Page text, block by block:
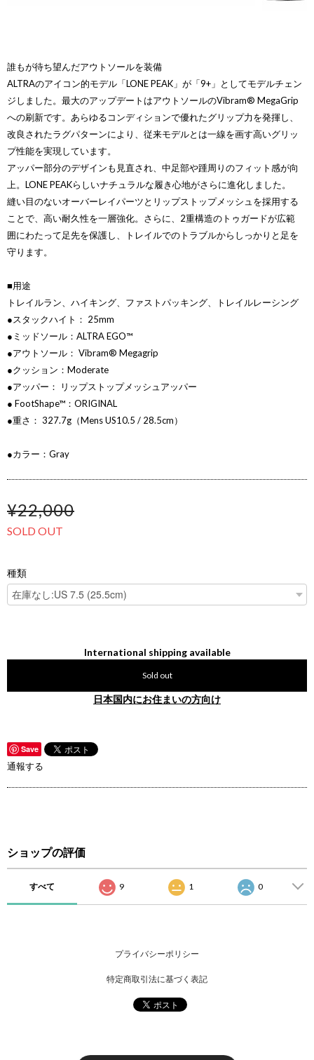
誰もが待ち望んだアウトソールを装備
ALTRAのアイコン的モデル「LONE PEAK」が「9+」としてモデルチェン
ジしました。最大のアップデートはアウトソールのVibram® MegaGrip
への刷新です。あらゆるコンディションで優れたグリップ力を発揮し、
改良されたラグパターンにより、従来モデルとは一線を画す高いグリッ
プ性能を実現しています。
アッパー部分のデザインも見直され、中足部や踵周りのフィット感が向
上。LONE PEAKらしいナチュラルな履き心地がさらに進化しました。
縫い目のないオーバーレイパーツとリップストップメッシュを採用する
ことで、高い耐久性を一層強化。さらに、2重構造のトゥガードが広範
囲にわたって足先を保護し、トレイルでのトラブルからしっかりと足を
守ります。
■用途
トレイルラン、ハイキング、ファストパッキング、トレイルレーシング
●スタックハイト： 25mm
●ミッドソール：ALTRA EGO™
●アウトソール： Vibram® Megagrip
●クッション：Moderate
●アッパー： リップストップメッシュアッパー
● FootShape™：ORIGINAL
●重さ： 327.7g（Mens US10.5 / 28.5cm）
●カラー：Gray
¥22,000
SOLD OUT
種類
International shipping available
Sold out
日本国内にお住まいの方向け
Save
通報する
ショップの評価
すべて 9 1 0
プライバシーポリシー
特定商取引法に基づく表記